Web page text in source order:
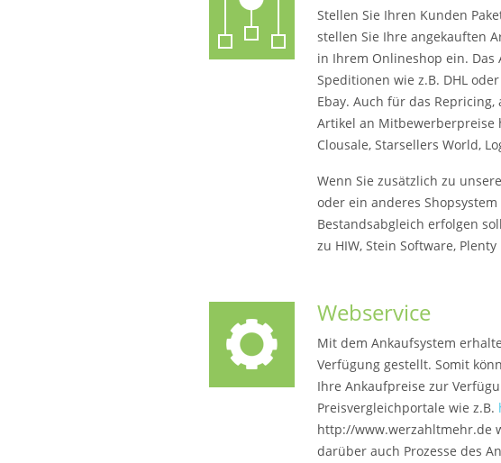
Stellen Sie Ihren Kunden
stellen Sie Ihre angekauften
in Ihrem Onlineshop ein.
Speditionen wie z.B. DHL
Ebay. Auch für das
Artikel an Mitbewerberpreise
Clousale, Starsellers World,
Wenn Sie zusätzlich zu
oder ein anderes
Bestandsabgleich erfolgen
zu HIW, Stein Software,
Webservice
Mit dem Ankaufsystem
Verfügung gestellt. Somit
Ihre Ankaufpreise zur
Preisvergleichportale wie z.B.
http://www.werzahltmehr.de
darüber auch Prozesse des